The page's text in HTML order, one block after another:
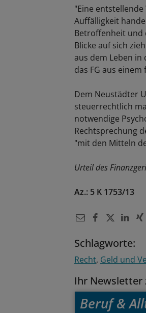
"Eine
Auffälligkeit
Betroffenheit und
Blicke auf sich
aus dem Leben
das FG aus
Dem Neustädter
steuerrechtlich
notwendige
Rechtsprechung
"mit den Mitteln
Urteil des
Az.: 5 K 1753/13
Schlagworte:
Recht Geld und
Ihr Newsletter
Beruf &